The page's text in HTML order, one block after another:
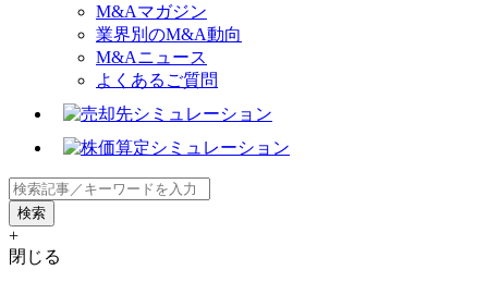
M&Aマガジン
業界別のM&A動向
M&Aニュース
よくあるご質問
+
閉じる